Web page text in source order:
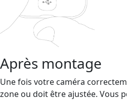
Après montage
Une fois votre caméra
zone ou doit être ajustée. Vous